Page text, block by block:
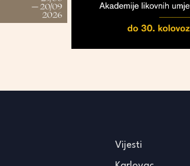
Vijesti